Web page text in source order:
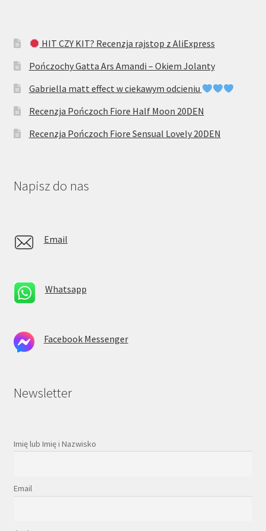
HIT CZY KIT? Recenzja rajstop z AliExpress
Pończochy Gatta Ars Amandi – Okiem Jolanty
Gabriella matt effect w ciekawym odcieniu
Recenzja Pończoch Fiore Half Moon 20DEN
Recenzja Pończoch Fiore Sensual Lovely 20DEN
Napisz do nas
Email
Whatsapp
Facebook Messenger
Newsletter
Imię lub Imię i Nazwisko
Email